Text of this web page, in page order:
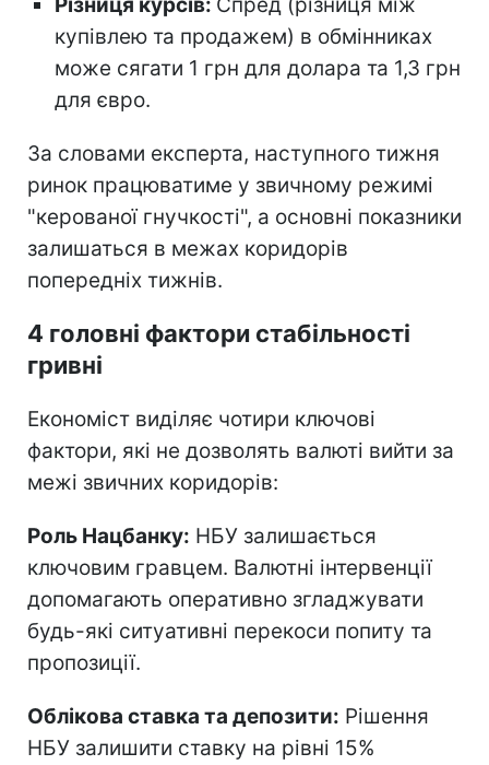
купівлею та продажем) в обмінниках
може сягати 1 грн для долара та 1,3 грн
для євро.
За словами експерта, наступного тижня
ринок працюватиме у звичному режимі
"керованої гнучкості", а основні показники
залишаться в межах коридорів
попередніх тижнів.
4 головні фактори стабільності
гривні
Економіст виділяє чотири ключові
фактори, які не дозволять валюті вийти за
межі звичних коридорів:
Роль Нацбанку: НБУ залишається
ключовим гравцем. Валютні інтервенції
допомагають оперативно згладжувати
будь-які ситуативні перекоси попиту та
пропозиції.
Облікова ставка та депозити: Рішення
НБУ залишити ставку на рівні 15%